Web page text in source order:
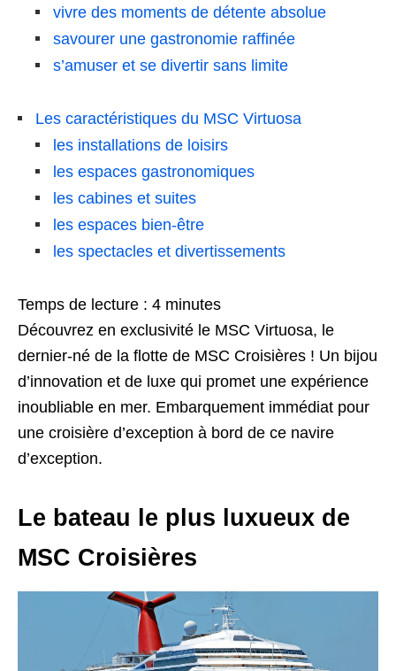
vivre des moments de détente absolue
savourer une gastronomie raffinée
s’amuser et se divertir sans limite
Les caractéristiques du MSC Virtuosa
les installations de loisirs
les espaces gastronomiques
les cabines et suites
les espaces bien-être
les spectacles et divertissements
Temps de lecture : 4 minutes
Découvrez en exclusivité le MSC Virtuosa, le
dernier-né de la flotte de MSC Croisières ! Un bijou
d’innovation et de luxe qui promet une expérience
inoubliable en mer. Embarquement immédiat pour
une croisière d’exception à bord de ce navire
d’exception.
Le bateau le plus luxueux de
MSC Croisières